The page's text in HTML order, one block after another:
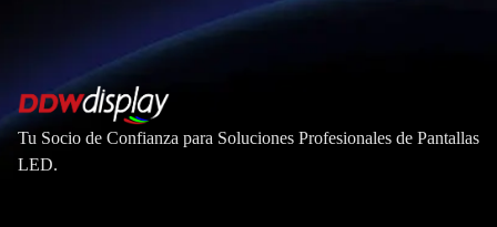
Tu Socio de Confianza para Soluciones Profesionales de Pantallas
LED.